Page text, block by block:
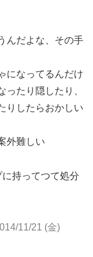
んだよな、その手
になってるんだけ
ったり隠したり、
りしたらおかしい
外難しい
持ってつて処分
11/21 (金)